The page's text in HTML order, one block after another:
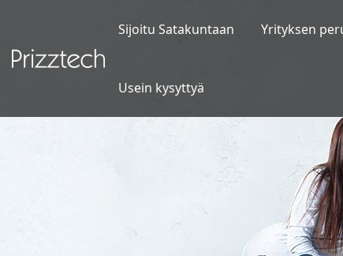
Sijoitu Satakuntaan Yrityksen
Usein kysyttyä